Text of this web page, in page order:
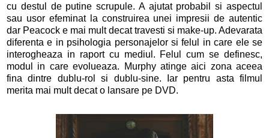
cu destul de putine scrupule. A ajutat probabil si aspectul
sau usor efeminat la construirea unei impresii de autentic
dar Peacock e mai mult decat travesti si make-up. Adevarata
diferenta e in psihologia personajelor si felul in care ele se
interogheaza in raport cu mediul. Felul cum se definesc,
modul in care evolueaza. Murphy atinge aici zona aceea
fina dintre dublu-rol si dublu-sine. Iar pentru asta filmul
merita mai mult decat o lansare pe DVD.